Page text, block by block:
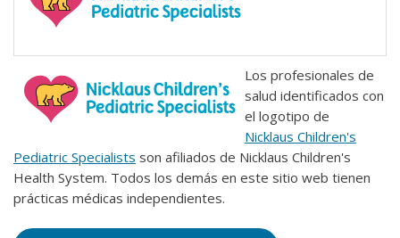
Los profesionales de
salud identificados con
el logotipo de
Nicklaus Children's
Pediatric Specialists son afiliados de Nicklaus Children's
Health System. Todos los demás en este sitio web tienen
prácticas médicas independientes.